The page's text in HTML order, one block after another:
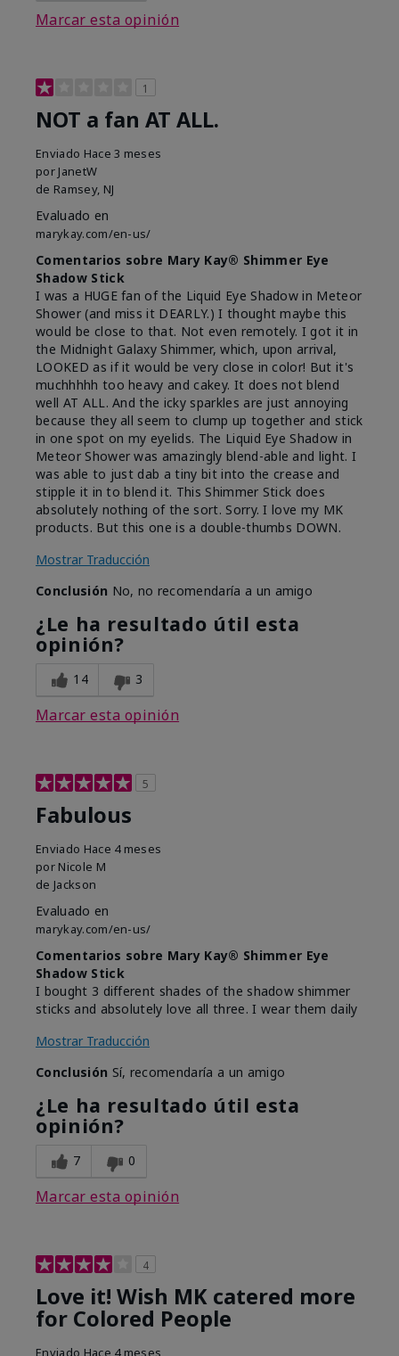
Marcar esta opinión
1
NOT a fan AT ALL.
Enviado Hace 3 meses
por JanetW
de Ramsey, NJ
Evaluado en
marykay.com/en-us/
Comentarios sobre Mary Kay® Shimmer Eye
Shadow Stick
I was a HUGE fan of the Liquid Eye Shadow in Meteor
Shower (and miss it DEARLY.) I thought maybe this
would be close to that. Not even remotely. I got it in
the Midnight Galaxy Shimmer, which, upon arrival,
LOOKED as if it would be very close in color! But it's
muchhhhh too heavy and cakey. It does not blend
well AT ALL. And the icky sparkles are just annoying
because they all seem to clump up together and stick
in one spot on my eyelids. The Liquid Eye Shadow in
Meteor Shower was amazingly blend-able and light. I
was able to just dab a tiny bit into the crease and
stipple it in to blend it. This Shimmer Stick does
absolutely nothing of the sort. Sorry. I love my MK
products. But this one is a double-thumbs DOWN.
Mostrar Traducción
Conclusión No, no recomendaría a un amigo
¿Le ha resultado útil esta
opinión?
14 3
Marcar esta opinión
5
Fabulous
Enviado Hace 4 meses
por Nicole M
de Jackson
Evaluado en
marykay.com/en-us/
Comentarios sobre Mary Kay® Shimmer Eye
Shadow Stick
I bought 3 different shades of the shadow shimmer
sticks and absolutely love all three. I wear them daily
Mostrar Traducción
Conclusión Sí, recomendaría a un amigo
¿Le ha resultado útil esta
opinión?
7 0
Marcar esta opinión
4
Love it! Wish MK catered more
for Colored People
Enviado Hace 4 meses